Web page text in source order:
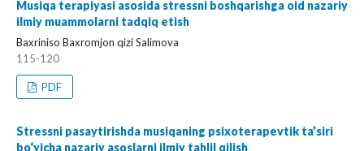
Musiqa terapiyasi asosida stressni boshqarishga oid nazariy
ilmiy muammolarni tadqiq etish
Baxriniso Baxromjon qizi Salimova
115-120
PDF
Stressni pasaytirishda musiqaning psixoterapevtik ta’siri
bo‘yicha nazariy asoslarni ilmiy tahlil qilish